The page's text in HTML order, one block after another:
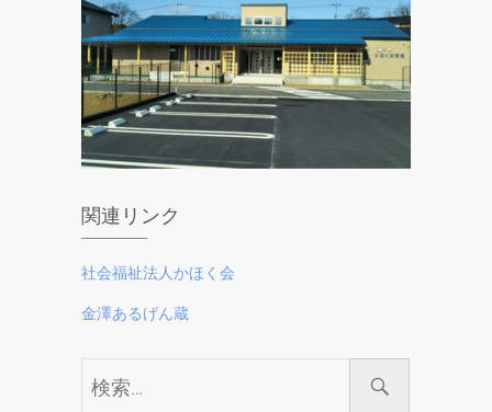
関連リンク
社会福祉法人かほく会
金澤あるげん蔵
索…